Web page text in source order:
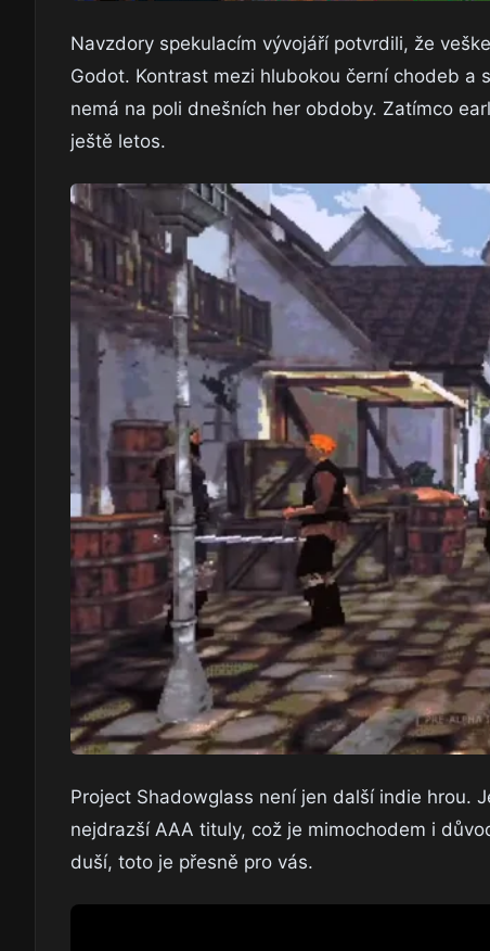
Navzdory spekulacím vývojáří potvrdili, že
Godot. Kontrast mezi hlubokou černí chodeb
nemá na poli dnešních her obdoby. Zatímco
ještě letos.
Project Shadowglass není jen další indie hrou.
nejdrazší AAA tituly, což je mimochodem i
duší, toto je přesně pro vás.